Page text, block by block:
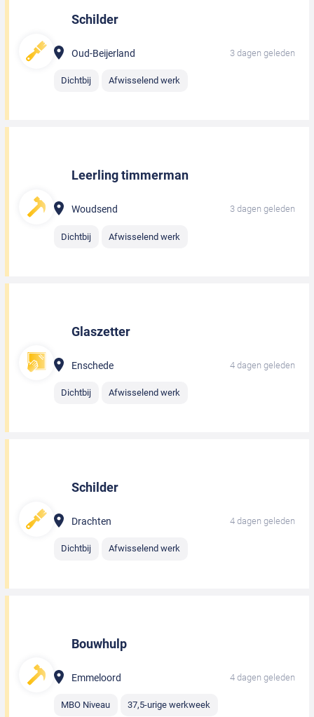
Schilder
Oud-Beijerland 3 dagen geleden
Dichtbij Afwisselend werk
Leerling timmerman
Woudsend 3 dagen geleden
Dichtbij Afwisselend werk
Glaszetter
Enschede 4 dagen geleden
Dichtbij Afwisselend werk
Schilder
Drachten 4 dagen geleden
Dichtbij Afwisselend werk
Bouwhulp
Emmeloord 4 dagen geleden
MBO Niveau 37,5-urige werkweek